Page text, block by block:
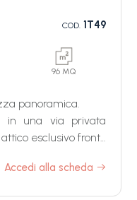
COD.1T49
96 MQ
panoramica.
in una via privata
esclusivo fronte
abitativa
Accedi alla scheda